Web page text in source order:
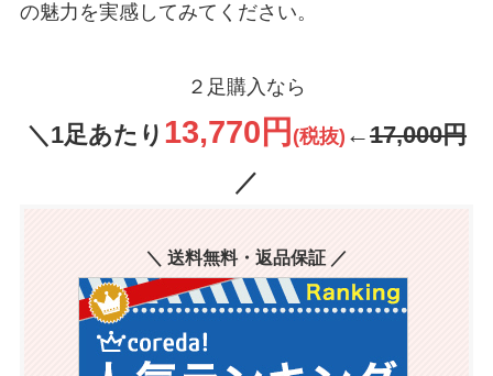
の魅力を実感してみてください。
２足購入なら
＼1足あたり 13,770円 (税抜) ←17,000円
／
＼ 送料無料・返品保証 ／